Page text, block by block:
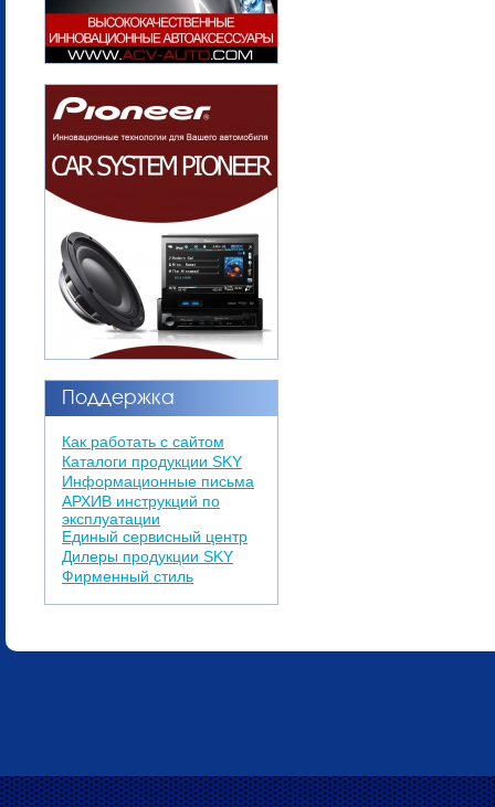
Поддержка
Как работать с сайтом
Каталоги продукции SKY
Информационные письма
АРХИВ инструкций по
эксплуатации
Единый cервисный центр
Дилеры продукции SKY
Фирменный стиль